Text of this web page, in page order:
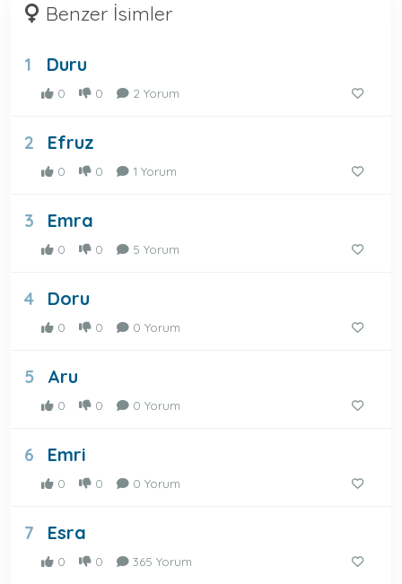
Benzer İsimler
1 Duru
0 0 2 Yorum
2 Efruz
0 0 1 Yorum
3 Emra
0 0 5 Yorum
4 Doru
0 0 0 Yorum
5 Aru
0 0 0 Yorum
6 Emri
0 0 0 Yorum
7 Esra
0 0 365 Yorum